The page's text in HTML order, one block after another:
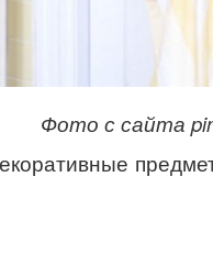
Фото с сайта